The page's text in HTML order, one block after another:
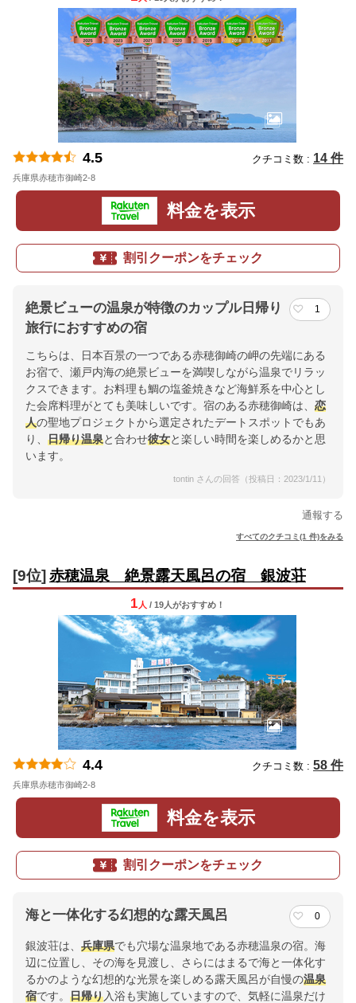
4.5 クチコミ数 : 14 件
兵庫県赤穂市御崎2-8
料金を表示
割引クーポンをチェック
絶景ビューの温泉が特徴のカップル日帰り
旅行におすすめの宿
1
こちらは、日本百景の一つである赤穂御崎の岬の先端にある
お宿で、瀬戸内海の絶景ビューを満喫しながら温泉でリラッ
クスできます。お料理も鯛の塩釜焼きなど海鮮系を中心とし
た会席料理がとても美味しいです。宿のある赤穂御崎は、 恋
人の聖地プロジェクトから選定されたデートスポットでもあ
り、 日帰り温泉と合わせ彼女と楽しい時間を楽しめるかと思
います。
tontin さんの回答（投稿日：2023/1/11）
通報する
すべてのクチコミ(1 件)をみる
[9位] 赤穂温泉 絶景露天風呂の宿 銀波荘
1 人 / 19人がおすすめ！
4.4 クチコミ数 : 58 件
兵庫県赤穂市御崎2-8
料金を表示
割引クーポンをチェック
海と一体化する幻想的な露天風呂 0
銀波荘は、 兵庫県でも穴場な温泉地である赤穂温泉の宿。海
辺に位置し、その海を見渡し、さらにはまるで海と一体化す
るかのような幻想的な光景を楽しめる露天風呂が自慢の温泉
宿です。 日帰り入浴も実施していますので、気軽に温泉だけ